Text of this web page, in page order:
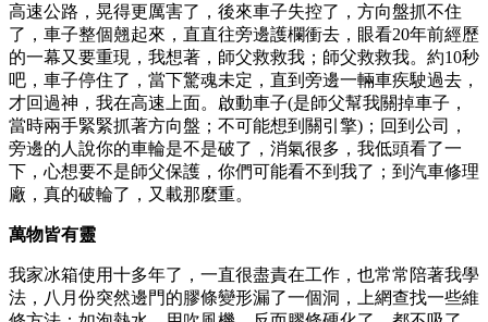
高速公路，晃得更厲害了，後來車子失控了，方向盤抓不住
了，車子整個翹起來，直直往旁邊護欄衝去，眼看20年前經歷
的一幕又要重現，我想著，師父救救我；師父救救我。約10秒
吧，車子停住了，當下驚魂未定，直到旁邊一輛車疾駛過去，
才回過神，我在高速上面。啟動車子(是師父幫我關掉車子，
當時兩手緊緊抓著方向盤；不可能想到關引擎)；回到公司，
旁邊的人說你的車輪是不是破了，消氣很多，我低頭看了一
下，心想要不是師父保護，你們可能看不到我了；到汽車修理
廠，真的破輪了，又載那麼重。
萬物皆有靈
我家冰箱使用十多年了，一直很盡責在工作，也常常陪著我學
法，八月份突然邊門的膠條變形漏了一個洞，上網查找一些維